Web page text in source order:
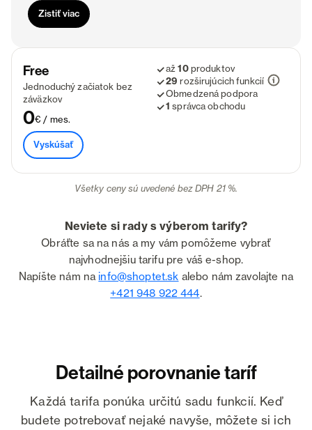
Zistiť viac
Free
Jednoduchý začiatok bez
záväzkov
0€ / mes.
až10produktov
29 rozširujúcichfunkcií
Obmedzená podpora
1 správca obchodu
Vyskúšať
Všetky ceny sú uvedené bez DPH 21 %.
Neviete si rady s výberom tarify?
Obráťte sa na nás a my vám pomôžeme vybrať
najvhodnejšiu tarifu pre váš e-shop.
Napíšte nám na info@shoptet.sk alebo nám zavolajte na
+421 948 922 444.
Detailné porovnanie taríf
Každá tarifa ponúka určitú sadu funkcií. Keď
budete potrebovať nejaké navyše, môžete si ich